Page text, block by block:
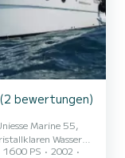
(2 bewertungen)
Marine 55,
Wasser
1600 PS
2002